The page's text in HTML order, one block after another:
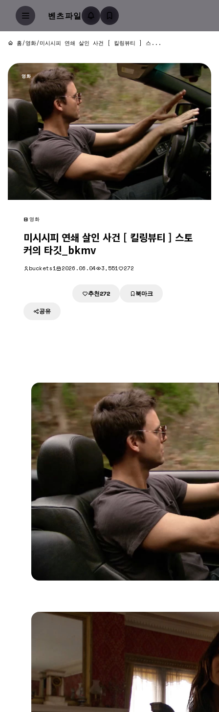
벤츠파일
홈/영화/미시시피 연쇄 살인 사건 [ 킬링뷰티 ] 스...
영화
영화
미시시피 연쇄 살인 사건 [ 킬링뷰티 ] 스토
커의 타깃_bkmv
buckets1 2026.06.04 3,551 272
추천272 북마크
공유